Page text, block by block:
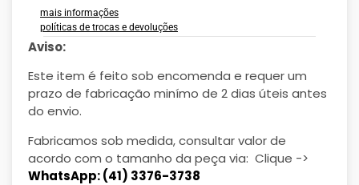
mais informações
políticas de trocas e devoluções
Aviso:
Este item é feito sob encomenda e requer um
prazo de fabricação minímo de 2 dias úteis antes
do envio.
Fabricamos sob medida, consultar valor de
acordo com o tamanho da peça via: Clique ->
WhatsApp: (41) 3376-3738